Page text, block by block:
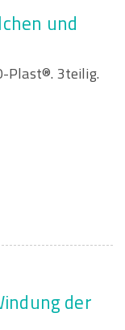
und
Plast®. 3teilig.
der